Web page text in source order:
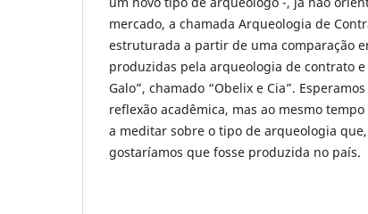
mercado, a chamada Arqueologia de
estruturada a partir de uma comparação
produzidas pela arqueologia de contrato
Galo”, chamado “Obelix e Cia”.
reflexão acadêmica, mas ao mesmo
a meditar sobre o tipo de arqueologia
gostaríamos que fosse produzida no país.